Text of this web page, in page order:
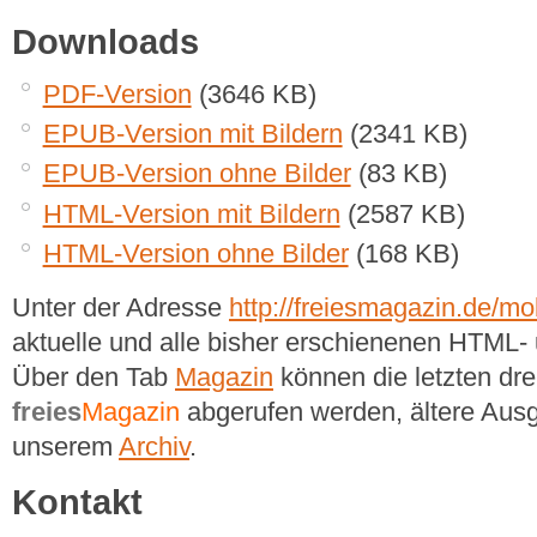
Downloads
PDF-Version (3646 KB)
EPUB-Version mit Bildern (2341 KB)
EPUB-Version ohne Bilder(83 KB)
HTML-Version mit Bildern (2587 KB)
HTML-Version ohne Bilder(168 KB)
Unter der Adresse http://freiesmagazin.de/
aktuelle und alle bisher erschienenen
Über den Tab Magazin können die letzten
freiesMagazin abgerufen werden, ältere
unserem Archiv.
Kontakt